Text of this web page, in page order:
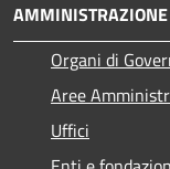
AMMINISTRAZIONE
Organi di
Aree
Uffici